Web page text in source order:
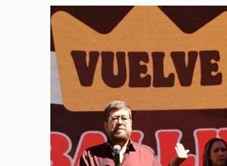
Rankings Tecnología
Institucional Entrevistas